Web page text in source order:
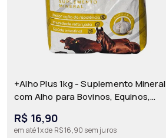
+Alho Plus 1kg - Suplemento Mineral
com Alho para Bovinos, Equinos,
Agronese
R$ 16,90
em até 1x de R$ 16,90 sem juros